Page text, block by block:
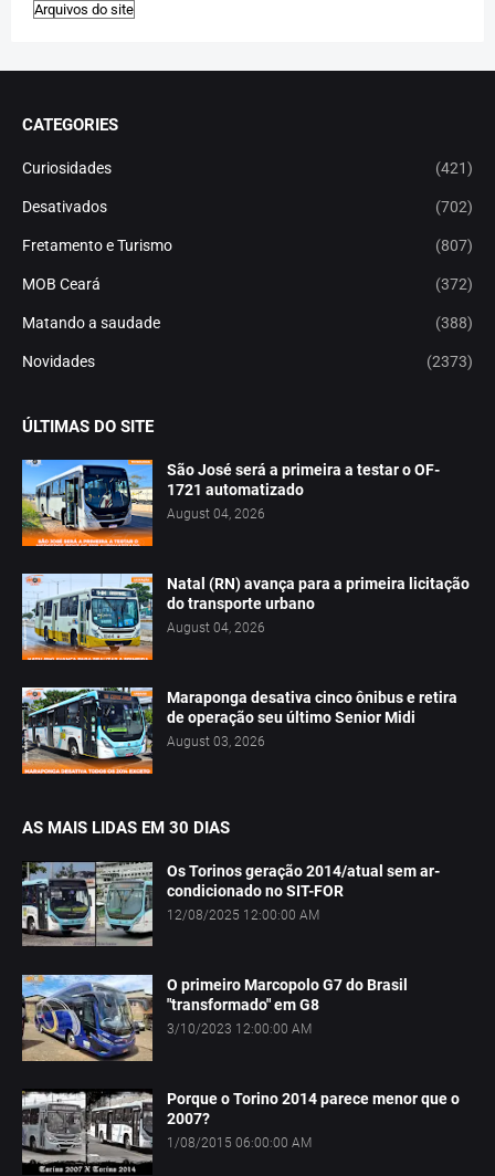
CATEGORIES
Curiosidades (421)
Desativados (702)
Fretamento e Turismo (807)
MOB Ceará (372)
Matando a saudade (388)
Novidades (2373)
ÚLTIMAS DO SITE
São José será a primeira a testar o OF-
1721 automatizado
August 04, 2026
Natal (RN) avança para a primeira licitação
do transporte urbano
August 04, 2026
Maraponga desativa cinco ônibus e retira
de operação seu último Senior Midi
August 03, 2026
AS MAIS LIDAS EM 30 DIAS
Os Torinos geração 2014/atual sem ar-
condicionado no SIT-FOR
12/08/2025 12:00:00 AM
O primeiro Marcopolo G7 do Brasil
"transformado" em G8
3/10/2023 12:00:00 AM
Porque o Torino 2014 parece menor que o
2007?
1/08/2015 06:00:00 AM